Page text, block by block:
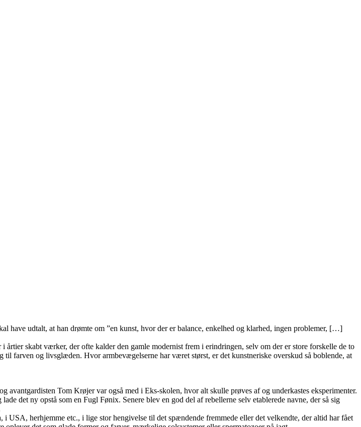
have udtalt, at han drømte om ”en kunst, hvor der er balance, enkelhed og klarhed, ingen problemer, […]
skabt værker, der ofte kalder den gamle modernist frem i erindringen, selv om der er store forskelle de to
farven og livsglæden. Hvor armbevægelserne har været størst, er det kunstneriske overskud så boblende, at
avantgardisten Tom Krøjer var også med i Eks-skolen, hvor alt skulle prøves af og underkastes eksperimenter.
det ny opstå som en Fugl Fønix. Senere blev en god del af rebellerne selv etablerede navne, der så sig
i USA, herhjemme etc., i lige stor hengivelse til det spændende fremmede eller det velkendte, der altid har fået